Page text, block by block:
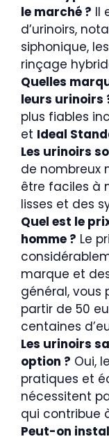
le marché ? Il
d’urinoirs,
siphonique,
rinçage
Quelles
leurs urinoirs
plus fiables
et Ideal
Les urinoirs
de nombreux
être faciles à
lisses et des
Quel est le
homme ? Le
marque et
général, vous
partir de 50
centaines
Les urinoirs
option ? Oui,
pratiques et
nécessitent
qui contribue
Peut-on